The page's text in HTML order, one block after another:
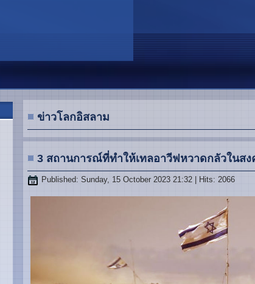
ข่าวโลกอิสลาม
3 สถานการณ์ที่ทำให้เทลอาวีฟหวาดกลัวในส
Published: Sunday, 15 October 2023 21:32 | Hits: 2066